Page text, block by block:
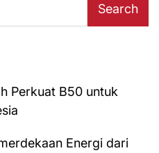
Search
Perkuat B50 untuk
Energi dari